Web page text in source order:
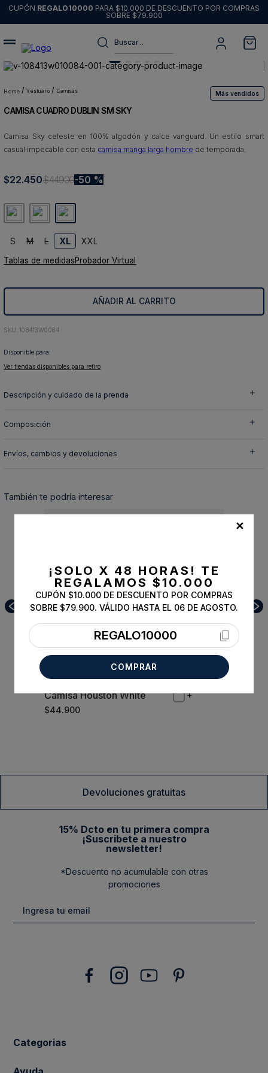
CUPÓN REGALO10000 PARA $10.000 DE DESCUENTO POR COMPRAS
SOBRE $79.900
Buscar...
vestuario camisas Más vendidos
CAMISA CUADRO DUBLIN SM SKY
Camisa Sky celeste en 100% algodón y calce vanguard. Un estilo smart
casual impecable con esta camisa manga larga hombre de temporada.
$22.450$44.900 50 %
S M L XL XXL
Tablas de medidasProbador Virtual
AÑADIR AL CARRITO
: 108413W0084
Disponible para:
Ver tiendas disponibles para retiro
Descripción y cuidado de la prenda
Composición
Envíos, cambios y devoluciones
También te podría interesar
M
Camisa Houston White
$44.900
Devoluciones gratuitas
15% Dcto en tu primera compra
¡Suscribete a nuestro
newsletter!
*Descuento no acumulable con otras
promociones
Categorias
New Arrivals
✕
¡SOLO X 48 HORAS! TE
REGALAMOS $10.000
CUPÓN $10.000 DE DESCUENTO POR COMPRAS
SOBRE $79.900. VÁLIDO HASTA EL 06 DE AGOSTO.
REGALO10000
COMPRAR
1.
sweater
2.
chaquetas
3.
pantalon
camisas
5.
chaqueta cuero
7.
jeans
8
chaqueta
9.
poleron